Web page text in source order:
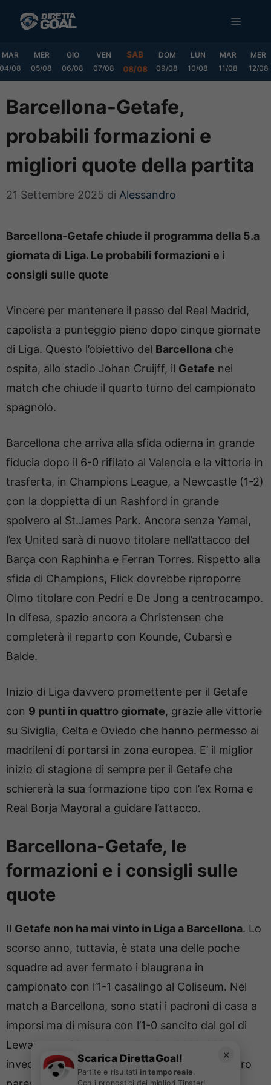
MENU
MAR
04/08
MER
05/08
GIO
06/08
VEN
07/08
SAB
08/08
DOM
09/08
LUN
10/08
MAR
11/08
MER
12/08
Barcellona-Getafe,
probabili formazioni e
migliori quote della partita
21 Settembre 2025 di Alessandro
Barcellona-Getafe chiude il programma della 5.a
giornata di Liga. Le probabili formazioni e i
consigli sulle quote
Vincere per mantenere il passo del Real Madrid,
capolista a punteggio pieno dopo cinque giornate
di Liga. Questo l’obiettivo del Barcellona che
ospita, allo stadio Johan Cruijff, il Getafe nel
match che chiude il quarto turno del campionato
spagnolo.
Barcellona che arriva alla sfida odierna in grande
fiducia dopo il 6-0 rifilato al Valencia e la vittoria in
trasferta, in Champions League, a Newcastle (1-2)
con la doppietta di un Rashford in grande
spolvero al St.James Park. Ancora senza Yamal,
l’ex United sarà di nuovo titolare nell’attacco del
Barça con Raphinha e Ferran Torres. Rispetto alla
sfida di Champions, Flick dovrebbe riproporre
Olmo titolare con Pedri e De Jong a centrocampo.
In difesa, spazio ancora a Christensen che
completerà il reparto con Kounde, Cubarsì e
Balde.
Inizio di Liga davvero promettente per il Getafe
con 9 punti in quattro giornate, grazie alle vittorie
su Siviglia, Celta e Oviedo che hanno permesso ai
madrileni di portarsi in zona europea. E’ il miglior
inizio di stagione di sempre per il Getafe che
schiererà la sua formazione tipo con l’ex Roma e
Real Borja Mayoral a guidare l’attacco.
Barcellona-Getafe, le
formazioni e i consigli sulle
quote
Il Getafe non ha mai vinto in Liga a Barcellona. Lo
scorso anno, tuttavia, è stata una delle poche
squadre ad aver fermato i blaugrana in
campionato con l’1-1 casalingo al Coliseum. Nel
match a Barcellona, sono stati i padroni di casa a
imporsi ma di misura con l’1-0 sancito dal gol di
Lewandovski in avvio. Nella Liga 2023-2024,
invece, goleada dei catalani in casa (4-0) e altro
✕
Scarica DirettaGoal!
Partite e risultati in tempo reale.
Con i pronostici dei migliori Tipster!